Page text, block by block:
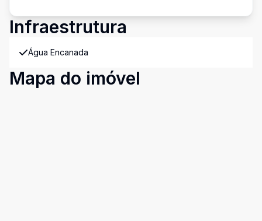
Infraestrutura
Água Encanada
Mapa do imóvel